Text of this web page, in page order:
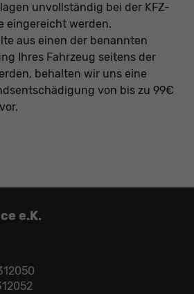
unvollständig bei der KFZ-
eingereicht werden.
aus einen der benannten
Ihres Fahrzeug seitens der
behalten wir uns eine
von bis zu 99€
e.K.